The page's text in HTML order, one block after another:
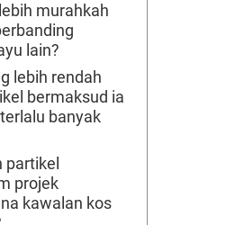
murahkah
lain?
lebih rendah
bermaksud ia
banyak
partikel
projek
kawalan kos